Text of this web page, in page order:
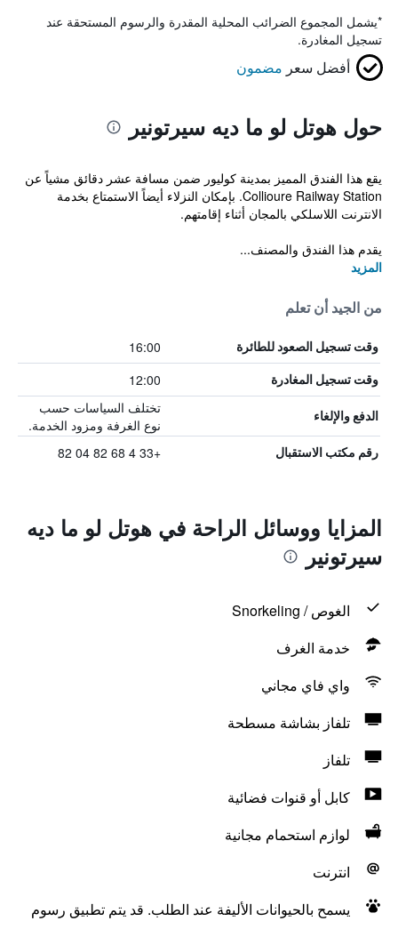
*يشمل المجموع الضرائب المحلية المقدرة والرسوم المستحقة عند
تسجيل المغادرة.
أفضل سعر مضمون
حول هوتل لو ما ديه سيرتونير
يقع هذا الفندق المميز بمدينة كوليور ضمن مسافة عشر دقائق مشياً عن
Collioure Railway Station. بإمكان النزلاء أيضاً الاستمتاع بخدمة
الانترنت اللاسلكي بالمجان أثناء إقامتهم.
يقدم هذا الفندق والمصنف...
المزيد
من الجيد أن تعلم
وقت تسجيل الصعود للطائرة 16:00
وقت تسجيل المغادرة 12:00
الدفع والإلغاء
تختلف السياسات حسب
نوع الغرفة ومزود الخدمة.
رقم مكتب الاستقبال +33 4 68 82 04 82
المزايا ووسائل الراحة في هوتل لو ما ديه
سيرتونير
الغوص / Snorkeling
خدمة الغرف
واي فاي مجاني
تلفاز بشاشة مسطحة
تلفاز
كابل أو قنوات فضائية
لوازم استحمام مجانية
انترنت
يسمح بالحيوانات الأليفة عند الطلب. قد يتم تطبيق رسوم